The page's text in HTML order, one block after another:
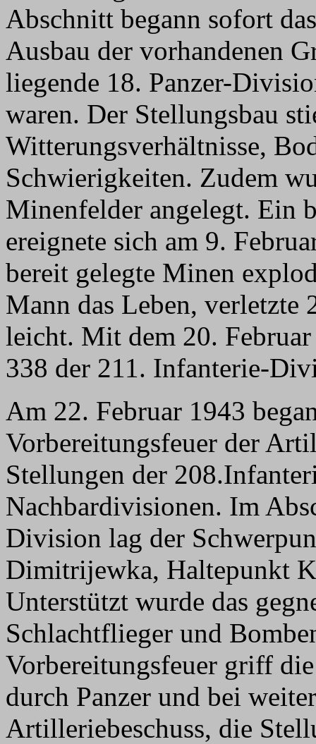
Abschnitt begann sofort
Ausbau der vorhandenen
liegende 18. Panzer-
waren. Der Stellungsbau
Witterungsverhältnisse,
Schwierigkeiten. Zudem
Minenfelder angelegt. Ein
ereignete sich am 9.
bereit gelegte Minen
Mann das Leben, verletzte
leicht. Mit dem 20.
338 der 211. Infanterie-
Am 22. Februar 1943
Vorbereitungsfeuer der
Stellungen der
Nachbardivisionen. Im
Division lag der
Dimitrijewka, Haltepunkt
Unterstützt wurde das
Schlachtflieger und
Vorbereitungsfeuer griff
durch Panzer und bei
Artilleriebeschuss, die